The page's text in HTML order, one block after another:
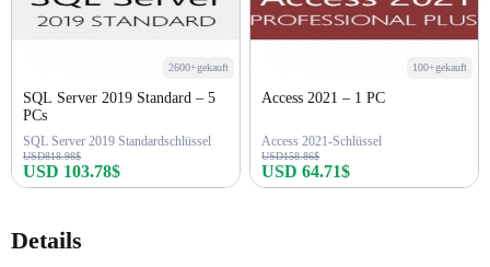
2600+gekauft
SQL Server 2019 Standard – 5
PCs
SQL Server 2019 Standardschlüssel
USD818.98$
USD 103.78$
100+gekauft
Access 2021 – 1 PC
Access 2021-Schlüssel
USD158.86$
USD 64.71$
Details